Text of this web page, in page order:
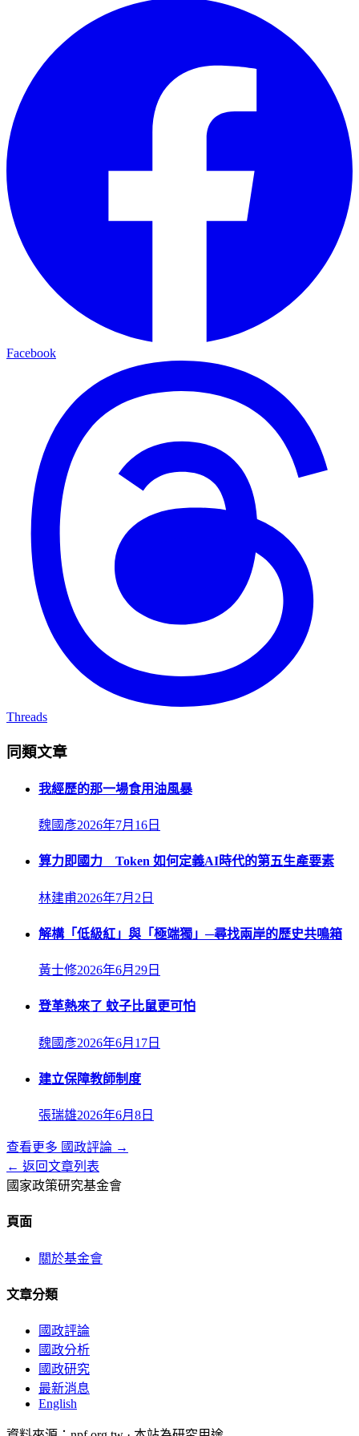
Facebook
Threads
同類文章
我經歷的那一場食用油風暴
魏國彥2026年7月16日
算力即國力 Token 如何定義AI時代的第五生產要素
林建甫2026年7月2日
解構「低級紅」與「極端獨」─尋找兩岸的歷史共鳴箱
黃士修2026年6月29日
登革熱來了 蚊子比鼠更可怕
魏國彥2026年6月17日
建立保障教師制度
張瑞雄2026年6月8日
查看更多 國政評論 →
← 返回文章列表
國家政策研究基金會
頁面
關於基金會
文章分類
國政評論
國政分析
國政研究
最新消息
English